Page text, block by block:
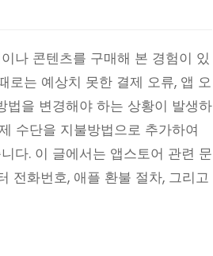
나 콘텐츠를 구매해 본 경험이 있
로는 예상치 못한 결제 오류, 앱 오
법을 변경해야 하는 상황이 발생하
수단을 지불방법으로 추가하여
다. 이 글에서는 앱스토어 관련 문
전화번호, 애플 환불 절차, 그리고